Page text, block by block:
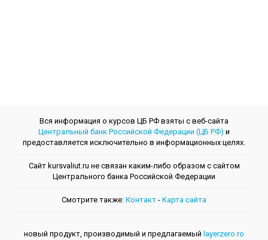
Вся информация о курсов ЦБ РФ взяты с веб-сайта
Центральный банк Российской Федерации (ЦБ РФ) и
предоставляется исключительно в информационных целях.
Сайт kursvaliut.ru не связан каким-либо образом с сайтом
Центрального банкa Российской Федерации
Смотрите также: Контакт - Kарта сайта
новый продукт, производимый и предлагаемый layerzero.ro